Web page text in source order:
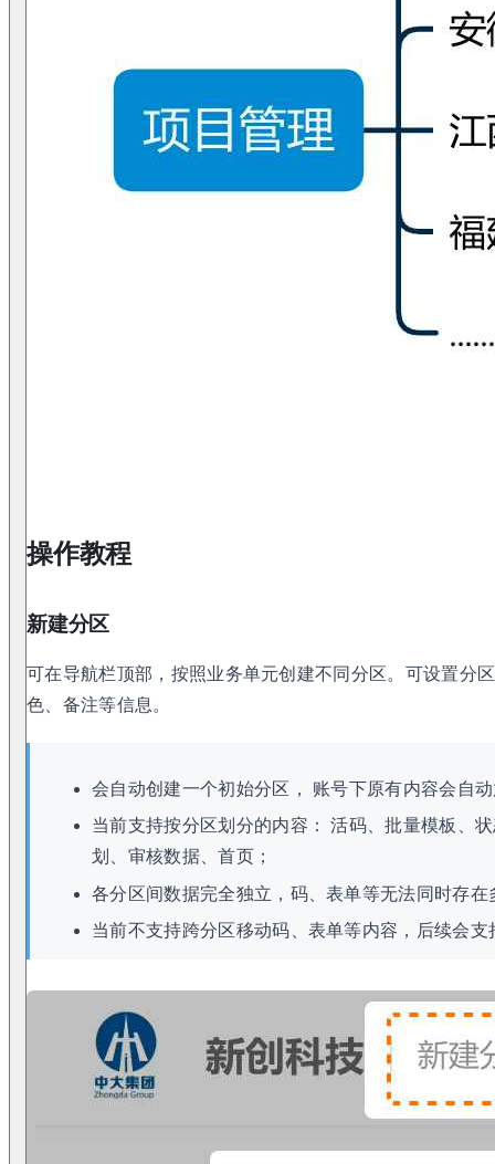
操作教程
新建分区
可在导航栏顶部，按照业务单元创建不同分区。可设置分
色、备注等信息。
会自动创建一个初始分区， 账号下原有内容会自
当前支持按分区划分的内容： 活码、批量模板、
划、审核数据、首页；
各分区间数据完全独立，码、表单等无法同时存在
当前不支持跨分区移动码、表单等内容，后续会支